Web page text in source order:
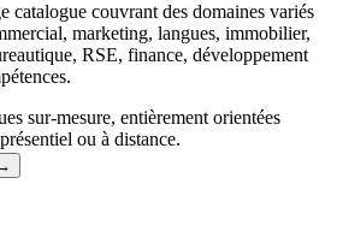
catalogue couvrant des domaines variés
marketing, langues, immobilier,
RSE, finance, développement
sur-mesure, entièrement orientées
ou à distance.
personnalisé à chaque
suivi pédagogique et orientation vers
(CPF, OPCO, Agefiph). Les